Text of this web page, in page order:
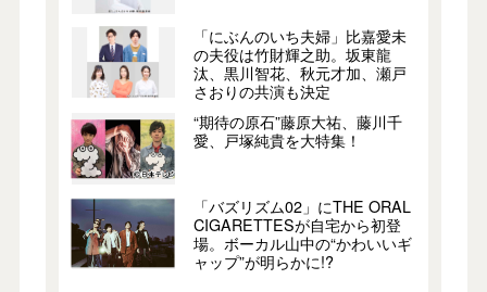
「にぶんのいち夫婦」比嘉愛未
の夫役は竹財輝之助。坂東龍
汰、黒川智花、秋元才加、瀬戸
さおりの共演も決定
“期待の原石”藤原大祐、藤川千
愛、戸塚純貴を大特集！
「バズリズム02」にTHE ORAL
CIGARETTESが自宅から初登
場。ボーカル山中の“かわいいギ
ャップ”が明らかに!?